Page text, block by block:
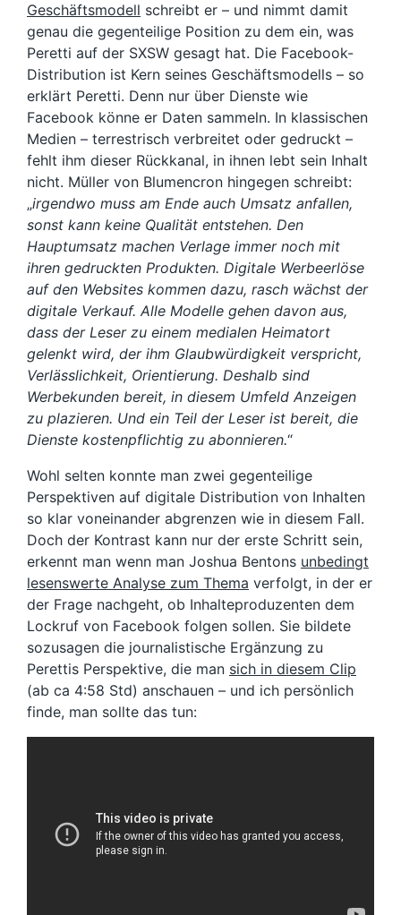
Geschäftsmodell schreibt er – und nimmt damit
genau die gegenteilige Position zu dem ein, was
Peretti auf der SXSW gesagt hat. Die Facebook-
Distribution ist Kern seines Geschäftsmodells – so
erklärt Peretti. Denn nur über Dienste wie
Facebook könne er Daten sammeln. In klassischen
Medien – terrestrisch verbreitet oder gedruckt –
fehlt ihm dieser Rückkanal, in ihnen lebt sein Inhalt
nicht. Müller von Blumencron hingegen schreibt:
„irgendwo muss am Ende auch Umsatz anfallen,
sonst kann keine Qualität entstehen. Den
Hauptumsatz machen Verlage immer noch mit
ihren gedruckten Produkten. Digitale Werbeerlöse
auf den Websites kommen dazu, rasch wächst der
digitale Verkauf. Alle Modelle gehen davon aus,
dass der Leser zu einem medialen Heimatort
gelenkt wird, der ihm Glaubwürdigkeit verspricht,
Verlässlichkeit, Orientierung. Deshalb sind
Werbekunden bereit, in diesem Umfeld Anzeigen
zu plazieren. Und ein Teil der Leser ist bereit, die
Dienste kostenpflichtig zu abonnieren.“
Wohl selten konnte man zwei gegenteilige
Perspektiven auf digitale Distribution von Inhalten
so klar voneinander abgrenzen wie in diesem Fall.
Doch der Kontrast kann nur der erste Schritt sein,
erkennt man wenn man Joshua Bentons unbedingt
lesenswerte Analyse zum Thema verfolgt, in der er
der Frage nachgeht, ob Inhalteproduzenten dem
Lockruf von Facebook folgen sollen. Sie bildete
sozusagen die journalistische Ergänzung zu
Perettis Perspektive, die man sich in diesem Clip
(ab ca 4:58 Std) anschauen – und ich persönlich
finde, man sollte das tun: